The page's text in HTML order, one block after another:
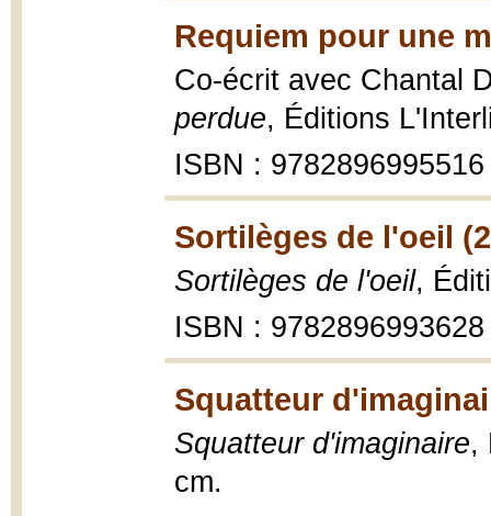
Requiem pour une
Co-écrit avec Chantal
perdue, Éditions
ISBN : 9782896995516
Sortilèges de l'oeil
Sortilèges de l'oeil,
ISBN : 9782896993628
Squatteur
Squatteur d'imaginaire,
cm.